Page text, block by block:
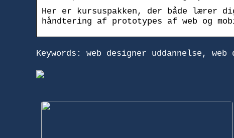
Her er kursuspakken, der både lærer
håndtering af prototypes af web og
Keywords: web designer uddannelse,